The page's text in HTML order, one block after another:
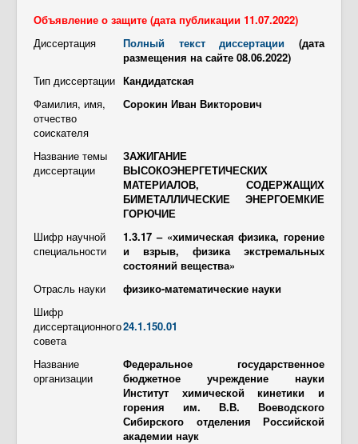
Вакансии
Контакты
Противодействие коррупции
Объявление о защите (дата публикации 11.07.2022)
Диссертация
Полный текст диссертации (дата
размещения на сайте 08.06.2022)
Тип диссертации Кандидатская
Фамилия, имя,
отчество
соискателя
Сорокин Иван Викторович
Название темы
диссертации
ЗАЖИГАНИЕ
ВЫСОКОЭНЕРГЕТИЧЕСКИХ
МАТЕРИАЛОВ, СОДЕРЖАЩИХ
БИМЕТАЛЛИЧЕСКИЕ ЭНЕРГОЕМКИЕ
ГОРЮЧИЕ
Шифр научной
специальности
1.3.17 – «химическая физика, горение
и взрыв, физика экстремальных
состояний вещества»
Отрасль науки
физико-математические науки
Шифр
диссертационного
совета
24.1.150.01
Название
организации
Федеральное государственное
бюджетное учреждение науки
Институт химической кинетики и
горения им. В.В. Воеводского
Сибирского отделения Российской
академии наук